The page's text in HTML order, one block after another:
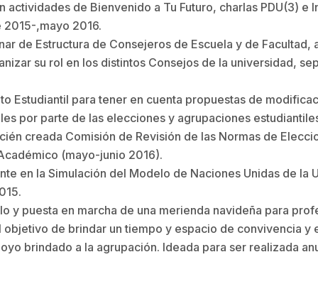
actividades de Bienvenido a Tu Futuro, charlas PDU(3) e
,mayo 2016.
de Estructura de Consejeros de Escuela y de Facultad,
su rol en los distintos Consejos de la universidad,
Estudiantil para tener en cuenta propuestas de
por parte de las elecciones y agrupaciones
creada Comisión de Revisión de las Normas de
(mayo-junio 2016).
en la Simulación del Modelo de Naciones Unidas de la
y puesta en marcha de una merienda navideña para
objetivo de brindar un tiempo y espacio de convivencia y
brindado a la agrupación. Ideada para ser realizada